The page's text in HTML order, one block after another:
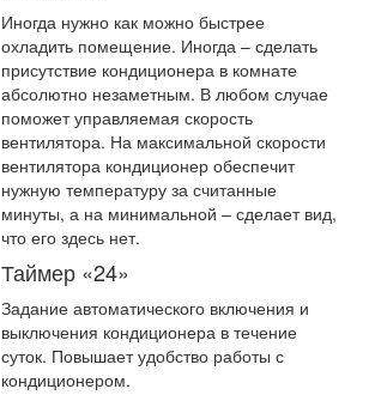
Иногда нужно как можно быстрее
охладить помещение. Иногда – сделать
присутствие кондиционера в комнате
абсолютно незаметным. В любом случае
поможет управляемая скорость
вентилятора. На максимальной скорости
вентилятора кондиционер обеспечит
нужную температуру за считанные
минуты, а на минимальной – сделает вид,
что его здесь нет.
Таймер «24»
Задание автоматического включения и
выключения кондиционера в течение
суток. Повышает удобство работы с
кондиционером.